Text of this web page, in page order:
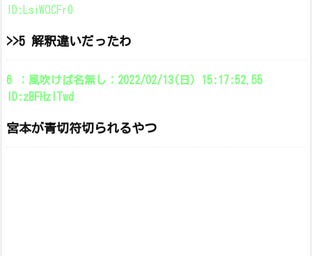
ID:LsiWOCFr0
>>5 解釈違いだったわ
6 ：風吹けば名無し：2022/02/13(日) 15:17:52.55
ID:zBFHzITwd
宮本が青切符切られるやつ